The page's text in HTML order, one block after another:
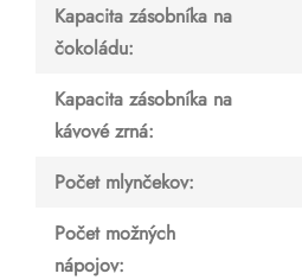
Kapacita zásobníka na
čokoládu:
Kapacita zásobníka na
kávové zrná:
Počet mlynčekov:
Počet možných
nápojov: